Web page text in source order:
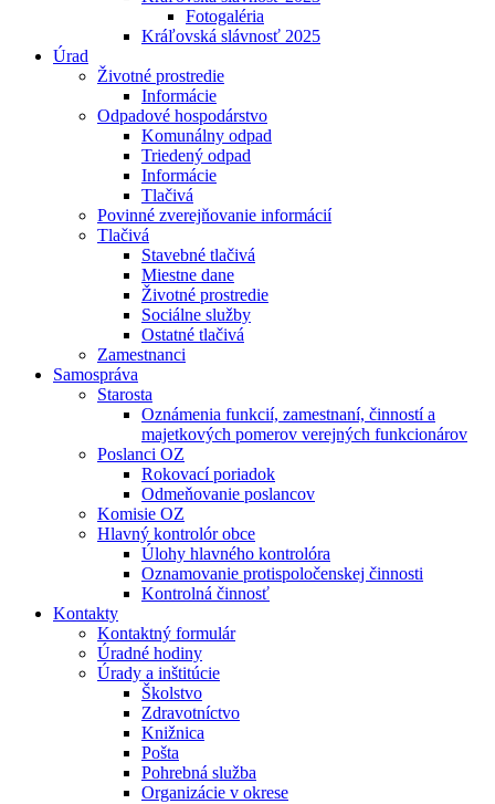
Fotogaléria
Kráľovská slávnosť 2025
Úrad
Životné prostredie
Informácie
Odpadové hospodárstvo
Komunálny odpad
Triedený odpad
Informácie
Tlačivá
Povinné zverejňovanie informácií
Tlačivá
Stavebné tlačivá
Miestne dane
Životné prostredie
Sociálne služby
Ostatné tlačivá
Zamestnanci
Samospráva
Starosta
Oznámenia funkcií, zamestnaní, činností a
majetkových pomerov verejných funkcionárov
Poslanci OZ
Rokovací poriadok
Odmeňovanie poslancov
Komisie OZ
Hlavný kontrolór obce
Úlohy hlavného kontrolóra
Oznamovanie protispoločenskej činnosti
Kontrolná činnosť
Kontakty
Kontaktný formulár
Úradné hodiny
Úrady a inštitúcie
Školstvo
Zdravotníctvo
Knižnica
Pošta
Pohrebná služba
Organizácie v okrese